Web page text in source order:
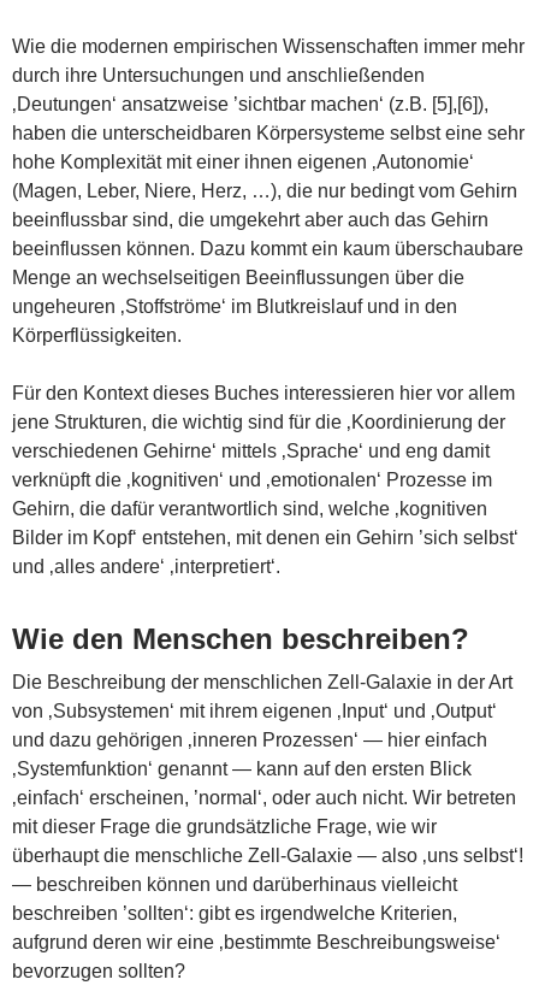
Wie die modernen empirischen Wissenschaften immer mehr
durch ihre Untersuchungen und anschließenden
‚Deutungen‘ ansatzweise ’sichtbar machen‘ (z.B. [5],[6]),
haben die unterscheidbaren Körpersysteme selbst eine sehr
hohe Komplexität mit einer ihnen eigenen ‚Autonomie‘
(Magen, Leber, Niere, Herz, …), die nur bedingt vom Gehirn
beeinflussbar sind, die umgekehrt aber auch das Gehirn
beeinflussen können. Dazu kommt ein kaum überschaubare
Menge an wechselseitigen Beeinflussungen über die
ungeheuren ‚Stoffströme‘ im Blutkreislauf und in den
Körperflüssigkeiten.
Für den Kontext dieses Buches interessieren hier vor allem
jene Strukturen, die wichtig sind für die ‚Koordinierung der
verschiedenen Gehirne‘ mittels ‚Sprache‘ und eng damit
verknüpft die ‚kognitiven‘ und ‚emotionalen‘ Prozesse im
Gehirn, die dafür verantwortlich sind, welche ‚kognitiven
Bilder im Kopf‘ entstehen, mit denen ein Gehirn ’sich selbst‘
und ‚alles andere‘ ‚interpretiert‘.
Wie den Menschen beschreiben?
Die Beschreibung der menschlichen Zell-Galaxie in der Art
von ‚Subsystemen‘ mit ihrem eigenen ‚Input‘ und ‚Output‘
und dazu gehörigen ‚inneren Prozessen‘ — hier einfach
‚Systemfunktion‘ genannt — kann auf den ersten Blick
‚einfach‘ erscheinen, ’normal‘, oder auch nicht. Wir betreten
mit dieser Frage die grundsätzliche Frage, wie wir
überhaupt die menschliche Zell-Galaxie — also ‚uns selbst‘!
— beschreiben können und darüberhinaus vielleicht
beschreiben ’sollten‘: gibt es irgendwelche Kriterien,
aufgrund deren wir eine ‚bestimmte Beschreibungsweise‘
bevorzugen sollten?